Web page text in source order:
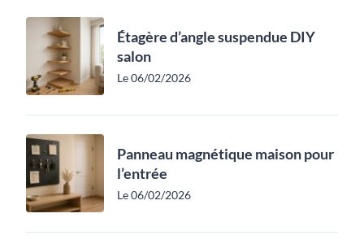
Étagère d’angle suspendue DIY
salon
Le 06/02/2026
Panneau magnétique maison pour
l’entrée
Le 06/02/2026